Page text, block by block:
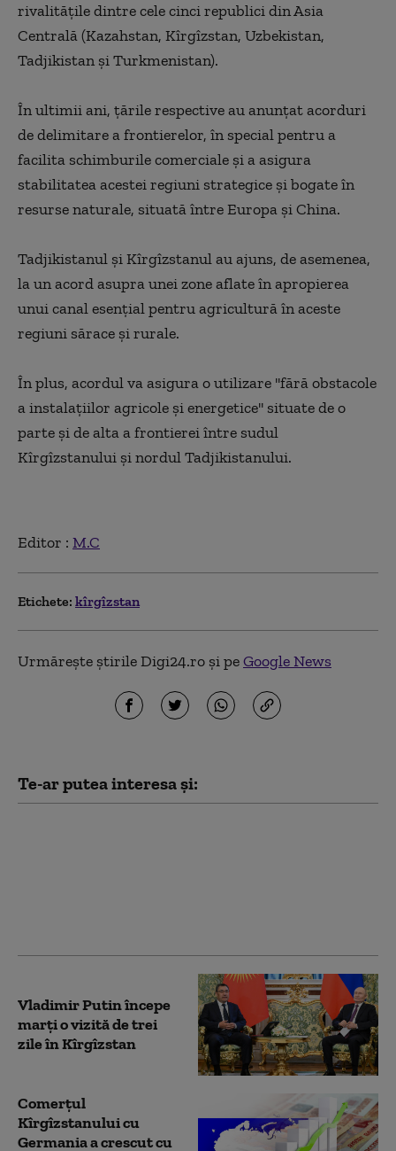
rivalităţile dintre cele cinci republici din Asia
Centrală (Kazahstan, Kîrgîzstan, Uzbekistan,
Tadjikistan şi Turkmenistan).
În ultimii ani, ţările respective au anunţat acorduri
de delimitare a frontierelor, în special pentru a
facilita schimburile comerciale şi a asigura
stabilitatea acestei regiuni strategice şi bogate în
resurse naturale, situată între Europa şi China.
Tadjikistanul şi Kîrgîzstanul au ajuns, de asemenea,
la un acord asupra unei zone aflate în apropierea
unui canal esenţial pentru agricultură în aceste
regiuni sărace şi rurale.
În plus, acordul va asigura o utilizare ''fără obstacole
a instalaţiilor agricole şi energetice'' situate de o
parte şi de alta a frontierei între sudul
Kîrgîzstanului şi nordul Tadjikistanului.
Editor : M.C
Etichete: kîrgîzstan
Urmărește știrile Digi24.ro și peGoogle News
Te-ar putea interesa și:
Vladimir Putin începe
marți o vizită de trei
zile în Kîrgîzstan
Comerțul
Kîrgîzstanului cu
Germania a crescut cu